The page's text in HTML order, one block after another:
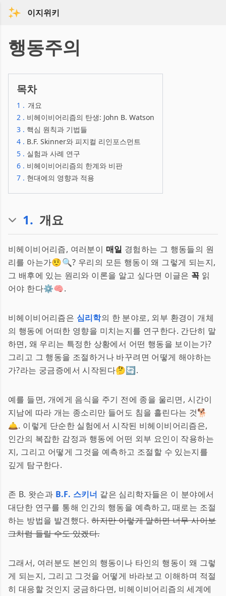
이지위키
행동주의
목차
1 . 개요
2 . 비헤이비어리즘의 탄생: John B. Watson
3 . 핵심 원칙과 기법들
4 . B.F. Skinner와 피지컬 리인포스먼트
5 . 실험과 사례 연구
6 . 비헤이비어리즘의 한계와 비판
7 . 현대에의 영향과 적용
1. 개요
비헤이비어리즘, 여러분이 매일 경험하는 그 행동들의 원
리를 아는가🤨🔍? 우리의 모든 행동이 왜 그렇게 되는지,
그 배후에 있는 원리와 이론을 알고 싶다면 이글은 꼭 읽
어야 한다⚙️🧠.
비헤이비어리즘은 심리학의 한 분야로, 외부 환경이 개체
의 행동에 어떠한 영향을 미치는지를 연구한다. 간단히 말
하면, 왜 우리는 특정한 상황에서 어떤 행동을 보이는가?
그리고 그 행동을 조절하거나 바꾸려면 어떻게 해야하는
가?라는 궁금증에서 시작된다🤔🔄.
예를 들면, 개에게 음식을 주기 전에 종을 울리면, 시간이
지남에 따라 개는 종소리만 들어도 침을 흘린다는 것🐕
🛎️. 이렇게 단순한 실험에서 시작된 비헤이비어리즘은,
인간의 복잡한 감정과 행동에 어떤 외부 요인이 작용하는
지, 그리고 어떻게 그것을 예측하고 조절할 수 있는지를
깊게 탐구한다.
존 B. 왓슨과 B.F. 스키너 같은 심리학자들은 이 분야에서
대단한 연구를 통해 인간의 행동을 예측하고, 때로는 조절
하는 방법을 발견했다.하지만 이렇게 말하면 너무 사이보
그처럼 들릴 수도 있겠다.
그래서, 여러분도 본인의 행동이나 타인의 행동이 왜 그렇
게 되는지, 그리고 그것을 어떻게 바라보고 이해하며 적절
히 대응할 것인지 궁금하다면, 비헤이비어리즘의 세계에